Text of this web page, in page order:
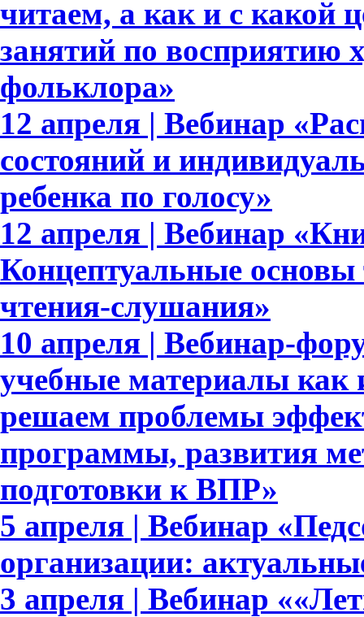
читаем, а как и с какой
занятий по восприятию
фольклора»
12 апреля | Вебинар
состояний и
ребенка по голосу»
12 апреля | Вебинар
Концептуальные основы
чтения-слушания»
10 апреля | Вебинар-
учебные материалы как
решаем проблемы
программы, развития
подготовки к ВПР»
5 апреля | Вебинар
организации:
3 апреля | Вебинар